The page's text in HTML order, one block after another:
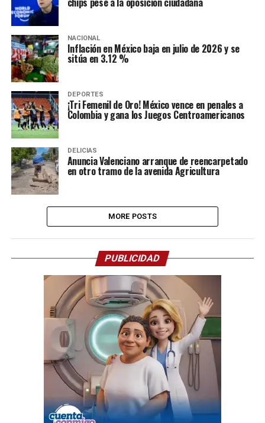
NACIONAL
Inflación en México baja en julio de 2026 y se
sitúa en 3.12 %
DEPORTES
¡Tri Femenil de Oro! México vence en penales a
Colombia y gana los Juegos Centroamericanos
DELICIAS
Anuncia Valenciano arranque de reencarpetado
en otro tramo de la avenida Agricultura
MORE POSTS
PUBLICIDAD